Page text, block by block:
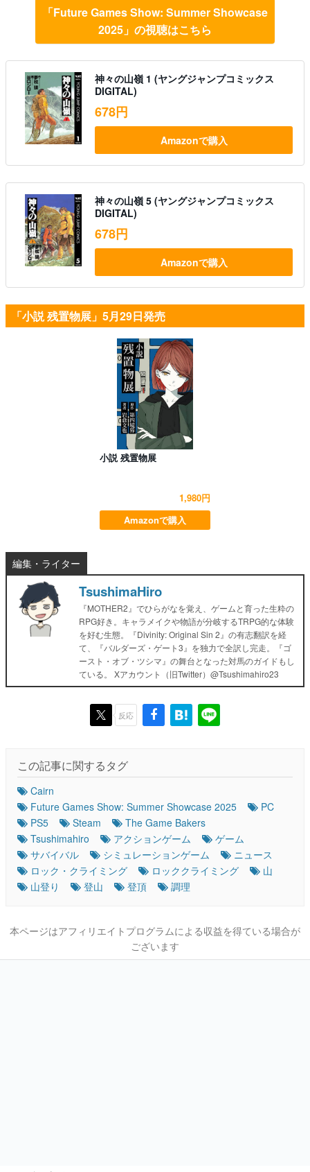
「Future Games Show: Summer Showcase
2025」の視聴はこちら
神々の山嶺 1 (ヤングジャンプコミックス
DIGITAL)
678円
Amazonで購入
神々の山嶺 5 (ヤングジャンプコミックス
DIGITAL)
678円
Amazonで購入
「小説 残置物展」5月29日発売
小説 残置物展
1,980円
Amazonで購入
編集・ライター
TsushimaHiro
『MOTHER2』でひらがなを覚え、ゲームと育った生粋の
RPG好き。キャラメイクや物語が分岐するTRPG的な体験
を好む生態。『Divinity: Original Sin 2』の有志翻訳を経
て、『バルダーズ・ゲート3』を独力で全訳し完走。『ゴ
ースト・オブ・ツシマ』の舞台となった対馬のガイドもし
ている。 Xアカウント（旧Twitter）@Tsushimahiro23
反応
この記事に関するタグ
Cairn
Future Games Show: Summer Showcase 2025
PC
PS5
Steam
The Game Bakers
Tsushimahiro
アクションゲーム
ゲーム
サバイバル
シミュレーションゲーム
ニュース
ロック・クライミング
ロッククライミング
山
山登り
登山 登頂 調理
本ページはアフィリエイトプログラムによる収益を得ている場合が
ございます